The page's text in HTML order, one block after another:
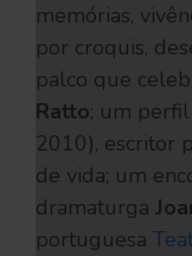
memórias,
por croquis,
palco que
Ratto; um
2010), escritor
de vida; um
dramaturga
portuguesa